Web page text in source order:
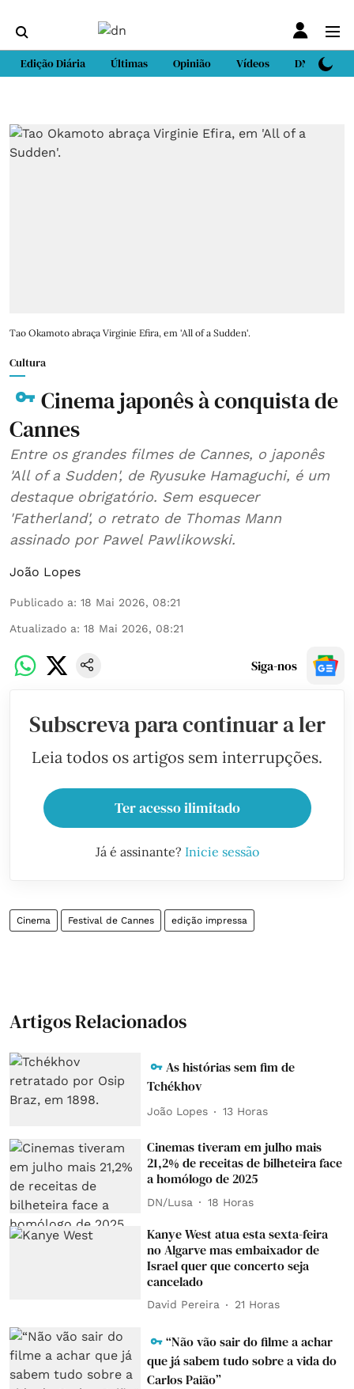
Edição Diária Últimas Opinião Vídeos DN Sport
Tao Okamoto abraça Virginie Efira, em 'All of a Sudden'.
Cultura
Cinema japonês à conquista de
Cannes
Entre os grandes filmes de Cannes, o japonês
'All of a Sudden', de Ryusuke Hamaguchi, é um
destaque obrigatório. Sem esquecer
'Fatherland', o retrato de Thomas Mann
assinado por Pawel Pawlikowski.
João Lopes
Publicado a: 18 Mai 2026, 08:21
Atualizado a: 18 Mai 2026, 08:21
Siga-nos
Subscreva para continuar a ler
Leia todos os artigos sem interrupções.
Ter acesso ilimitado
Já é assinante? Inicie sessão
Cinema Festival de Cannes edição impressa
Artigos Relacionados
As histórias sem fim de
Tchékhov
João Lopes 13 Horas
Cinemas tiveram em julho mais
21,2% de receitas de bilheteira face
a homólogo de 2025
DN/Lusa 18 Horas
Kanye West atua esta sexta-feira
no Algarve mas embaixador de
Israel quer que concerto seja
cancelado
David Pereira 21 Horas
“Não vão sair do filme a achar
que já sabem tudo sobre a vida do
Carlos Paião”